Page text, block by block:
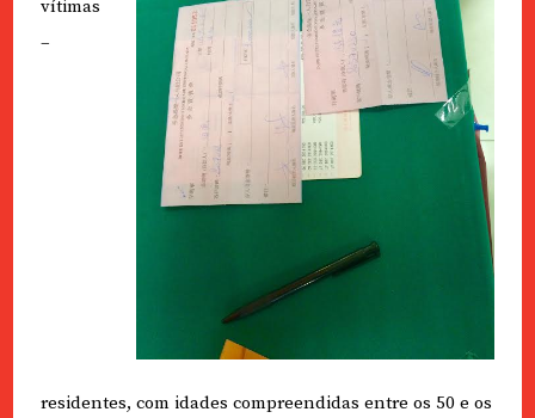
vítimas
–
residentes, com idades compreendidas entre os 50 e os